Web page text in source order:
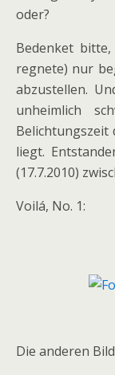
oder?
Bedenket
regnete) nur
abzustellen.
unheimlich
Belichtungszeit
liegt.
(17.7.2010)
Voilá, No. 1:
Die anderen